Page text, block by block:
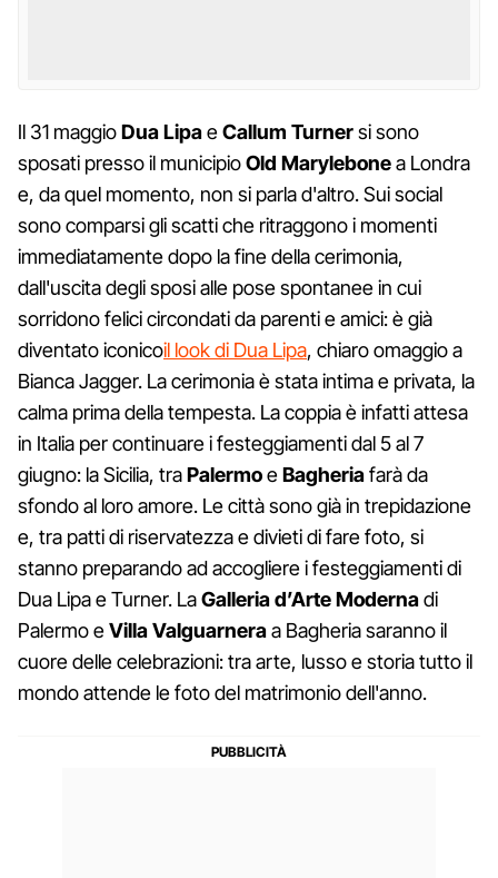
Il 31 maggioDua LipaeCallum Turnersi sono
sposati presso il municipioOld Marylebonea Londra
e, da quel momento, non si parla d'altro. Sui social
sono comparsi gli scatti che ritraggono i momenti
immediatamente dopo la fine della cerimonia,
dall'uscita degli sposi alle pose spontanee in cui
sorridono felici circondati da parenti e amici: è già
diventato iconicoil look di Dua Lipa, chiaro omaggio a
Bianca Jagger. La cerimonia è stata intima e privata, la
calma prima della tempesta. La coppia è infatti attesa
in Italia per continuare i festeggiamenti dal 5 al 7
giugno: la Sicilia, traPalermoeBagheriafarà da
sfondo al loro amore. Le città sono già in trepidazione
e, tra patti di riservatezza e divieti di fare foto, si
stanno preparando ad accogliere i festeggiamenti di
Dua Lipa e Turner. LaGalleria d’Arte Modernadi
Palermo eVilla Valguarneraa Bagheria saranno il
cuore delle celebrazioni: tra arte, lusso e storia tutto il
mondo attende le foto del matrimonio dell'anno.